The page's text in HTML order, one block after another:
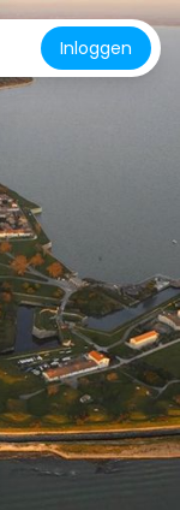
Inloggen